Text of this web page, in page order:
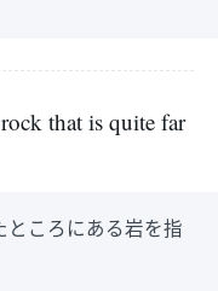
that is quite far
ところにある岩を指